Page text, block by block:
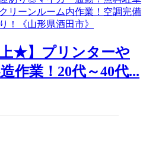
上★】プリンターや
作業！20代～40代...